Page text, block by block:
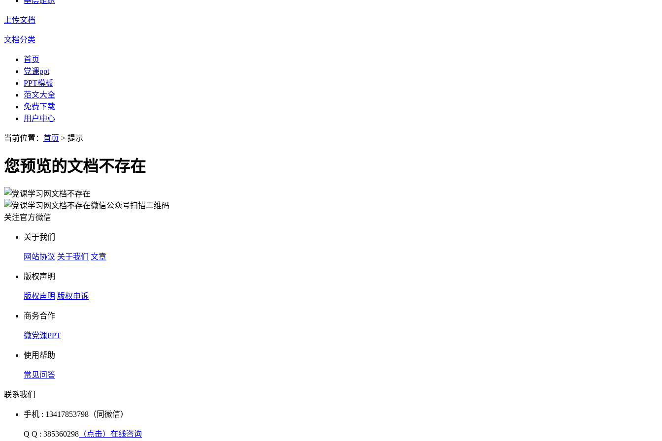
上传文档
文档分类
首页
党课ppt
PPT模板
范文大全
免费下载
用户中心
当前位置： 首页 > 提示
您预览的文档不存在
扫描二维码
关注官方微信
关于我们
网站协议 关于我们 文章
版权声明
版权声明 版权申诉
商务合作
微党课PPT
使用帮助
常见问答
联系我们
手机 : 13417853798（同微信）
Q Q : 385360298 （点击）在线咨询